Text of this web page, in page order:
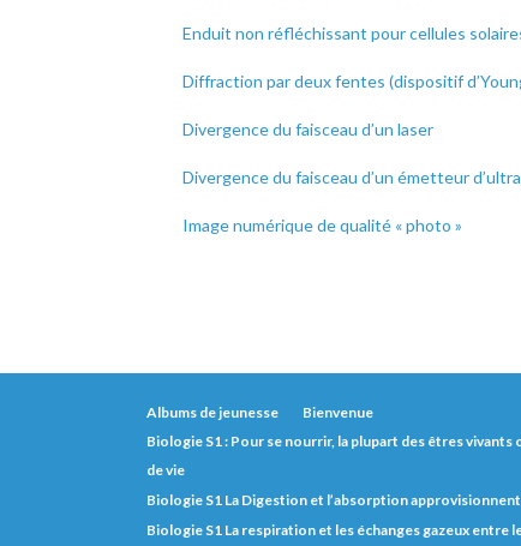
Enduit non réfléchissant pour cellules
Diffraction par deux fentes (dispositif
Divergence du faisceau d’un laser
Divergence du faisceau d’un émetteur
Image numérique de qualité « photo »
Albums de jeunesse
Bienvenue
Biologie S1 : Pour se nourrir, la plupart des êtres
de vie
Biologie S1 La Digestion et l’absorption
Biologie S1 La respiration et les échanges gazeux entre